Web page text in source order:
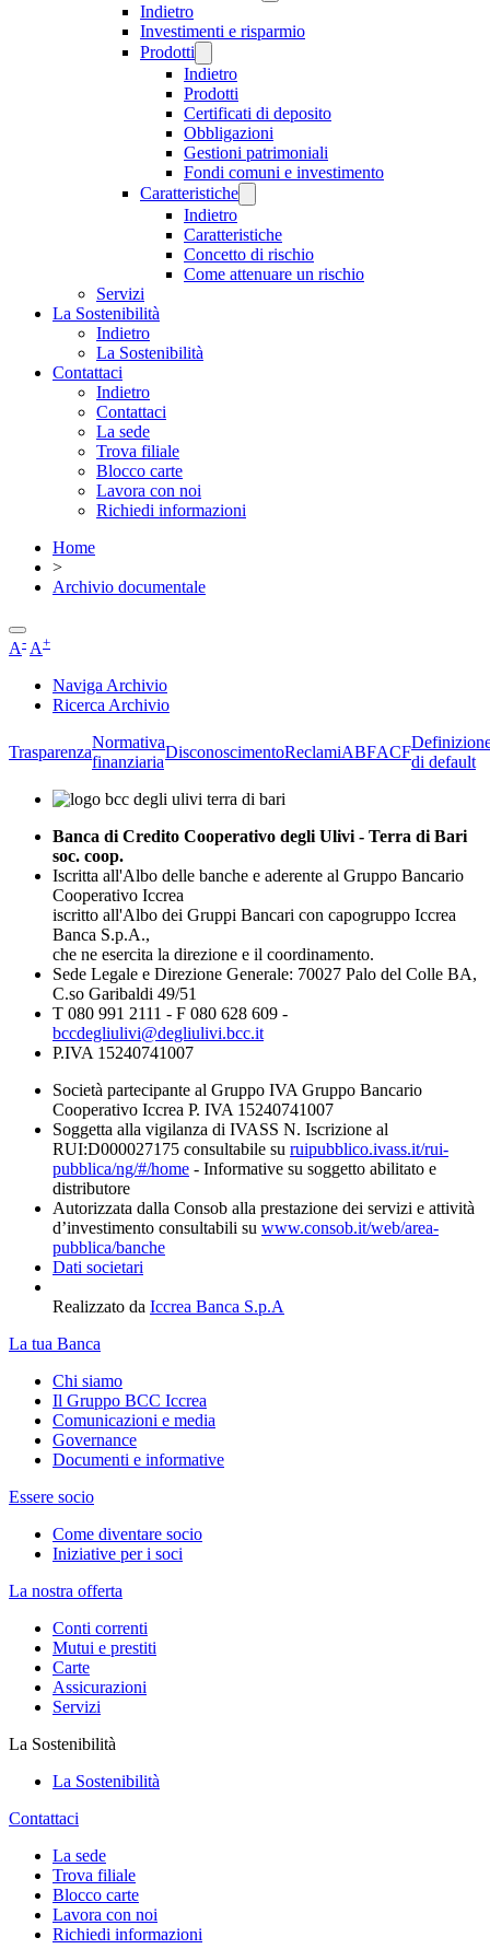
Indietro
Investimenti e risparmio
Prodotti
Indietro
Prodotti
Certificati di deposito
Obbligazioni
Gestioni patrimoniali
Fondi comuni e investimento
Caratteristiche
Indietro
Caratteristiche
Concetto di rischio
Come attenuare un rischio
Servizi
La Sostenibilità
Indietro
La Sostenibilità
Contattaci
Indietro
Contattaci
La sede
Trova filiale
Blocco carte
Lavora con noi
Richiedi informazioni
Home
>
Archivio documentale
A- A+
Naviga Archivio
Ricerca Archivio
Trasparenza
Normativa
finanziaria
DisconoscimentoReclamiABFACF
di default
Banca di Credito Cooperativo degli Ulivi - Terra di Bari
soc. coop.
Iscritta all'Albo delle banche e aderente al Gruppo Bancario
Cooperativo Iccrea
iscritto all'Albo dei Gruppi Bancari con capogruppo Iccrea
Banca S.p.A.,
che ne esercita la direzione e il coordinamento.
Sede Legale e Direzione Generale: 70027 Palo del Colle BA,
C.so Garibaldi 49/51
T 080 991 2111 - F 080 628 609 -
bccdegliulivi@degliulivi.bcc.it
P.IVA 15240741007
Società partecipante al Gruppo IVA Gruppo Bancario
Cooperativo Iccrea P. IVA 15240741007
Soggetta alla vigilanza di IVASS N. Iscrizione al
RUI:D000027175 consultabile su ruipubblico.ivass.it/rui-
pubblica/ng/#/home - Informative su soggetto abilitato e
distributore
Autorizzata dalla Consob alla prestazione dei servizi e attività
d’investimento consultabili su www.consob.it/web/area-
pubblica/banche
Dati societari
Realizzato da Iccrea Banca S.p.A
La tua Banca
Chi siamo
Il Gruppo BCC Iccrea
Comunicazioni e media
Governance
Documenti e informative
Essere socio
Come diventare socio
Iniziative per i soci
La nostra offerta
Conti correnti
Mutui e prestiti
Carte
Assicurazioni
Servizi
La Sostenibilità
La Sostenibilità
Contattaci
La sede
Trova filiale
Blocco carte
Lavora con noi
Richiedi informazioni